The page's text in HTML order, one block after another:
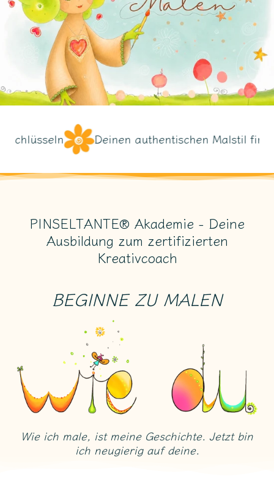
Deinen authentischen Malstil finden Die
PINSELTANTE® Akademie - Deine
Ausbildung zum zertifizierten
Kreativcoach
BEGINNE ZU MALEN
Wie ich male, ist meine Geschichte. Jetzt bin
ich neugierig auf deine.